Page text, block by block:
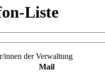
Liste
innen der Verwaltung
Mail